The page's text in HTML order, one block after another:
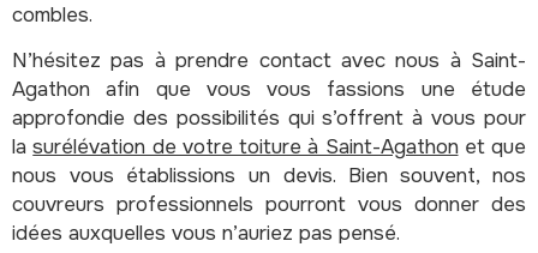
combles.
N’hésitez pas à prendre contact avec nous à Saint-
Agathon afin que vous vous fassions une étude
approfondie des possibilités qui s’offrent à vous pour
lasurélévation de votre toiture à Saint-Agathonet que
nous vous établissions un devis. Bien souvent, nos
couvreurs professionnels pourront vous donner des
idées auxquelles vous n’auriez pas pensé.